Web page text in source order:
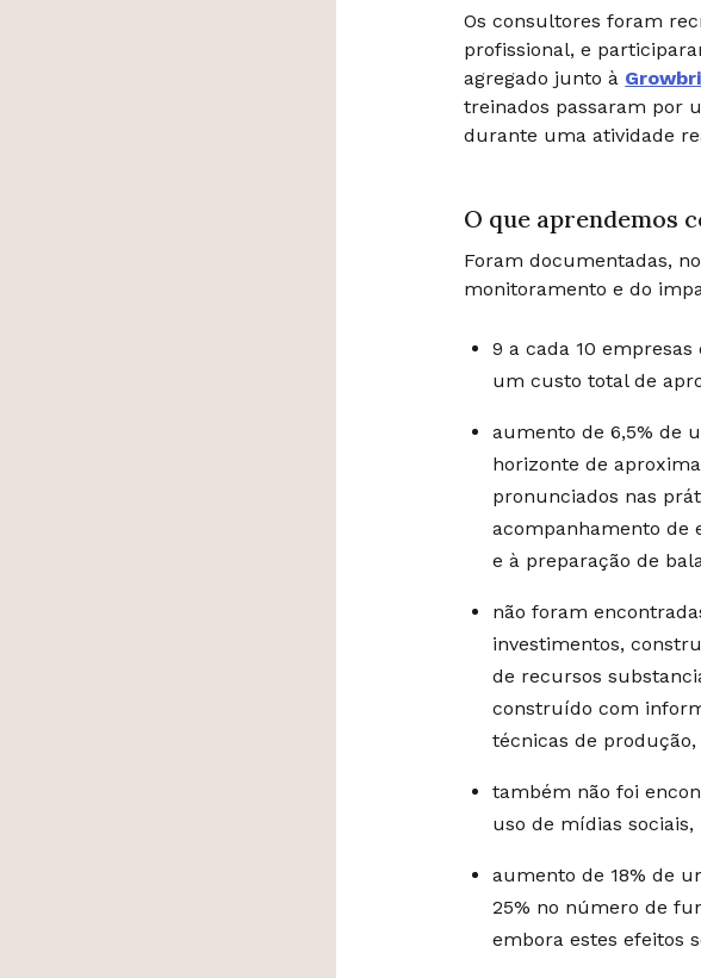
Os consultores foram
profissional, e
agregado junto à
treinados passaram por
durante uma atividade
O que aprendemos
Foram documentadas,
monitoramento e do
9 a cada 10
um custo total de
aumento de 6,5% de
horizonte de
pronunciados nas
acompanhamento de
e à preparação de
não foram
investimentos,
de recursos
construído com
técnicas de
também não foi
uso de mídias
aumento de 18% de
25% no número de
embora estes efeitos